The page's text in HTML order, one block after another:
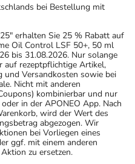
bei Bestellung mit
erhalten Sie 25 % Rabatt auf
Oil Control LSF 50+, 50 ml
bis 31.08.2026. Nur solange
auf rezeptpflichtige Artikel,
und Versandkosten sowie bei
Nicht mit anderen
kombinierbar und nur
in der APONEO App. Nach
wird der Wert des
abgezogen. Wir
bei Vorliegen eines
ggf. mit einem anderen
zu ersetzen.